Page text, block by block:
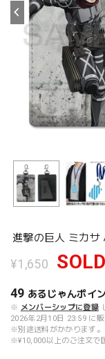
進撃の巨人 ミカサ
¥1,650
49 あるじゃんポイ
※ メンバーシップに登録
2026年2月10日 23:59 に
※別途送料がかかります。
※¥10,000以上のご注文で